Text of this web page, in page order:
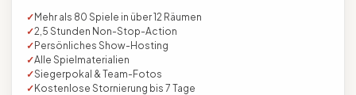
Mehr als 80 Spiele in über 12 Räumen
2,5 Stunden Non-Stop-Action
Persönliches Show-Hosting
Alle Spielmaterialien
Siegerpokal & Team-Fotos
Kostenlose Stornierung bis 7 Tage